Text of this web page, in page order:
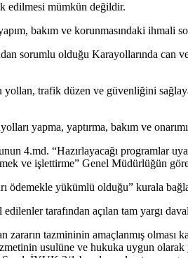
edilmesi mümkün değildir.
bakım ve korunmasındaki ihmali
sorumlu olduğu Karayollarında
trafik düzen ve güvenliğini
yapma, yaptırma, bakım ve
4.md. “Hazırlayacağı programlar
ve işlettirme” Genel Müdürlüğün
ödemekle yükümlü olduğu” kurala
tarafından açılan tam yargı
zararın tazmininin amaçlanmış
usulüne ve hukuka uygun